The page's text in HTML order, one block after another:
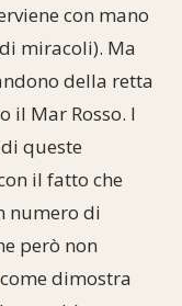
con mano
miracoli). Ma
della retta
il Mar Rosso. I
queste
il fatto che
numero di
però non
dimostra